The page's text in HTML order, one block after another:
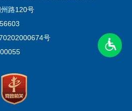
路120号
号